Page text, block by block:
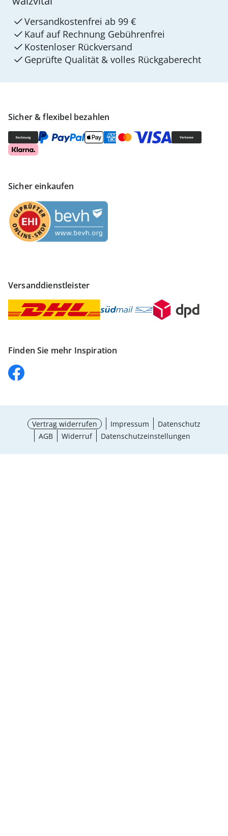
Sicher & flexibel bezahlen
Sicher einkaufen
Versanddienstleister
Finden Sie mehr Inspiration
Versandkostenfrei ab 99 €
Kauf auf Rechnung Gebührenfrei
Kostenloser Rückversand
Geprüfte Qualität & volles Rückgaberecht
Vertrag widerrufen Impressum
Datenschutz
AGB
Widerruf Datenschutzeinstellungen